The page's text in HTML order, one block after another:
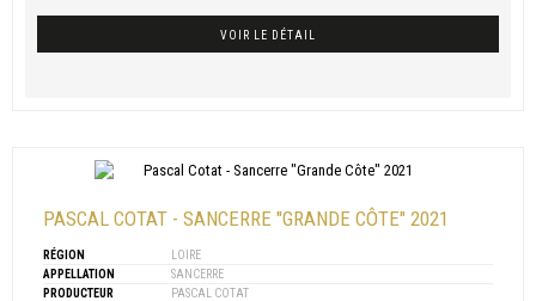
VOIR LE DÉTAIL
PASCAL COTAT - SANCERRE "GRANDE CÔTE" 2021
RÉGION
LOIRE
APPELLATION
SANCERRE
PRODUCTEUR
PASCAL COTAT